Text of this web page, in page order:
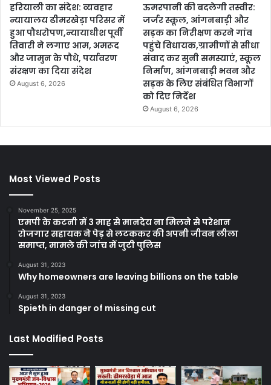
हरियाली का संदेश: व्यवहार
न्यायालय ढीमरखेड़ा परिसर में
हुआ पौधरोपण,न्यायाधीश पूर्वी
तिवारी ने लगाए आम, अमरूद
और जामुन के पौधे, पर्यावरण
संरक्षण का दिया संदेश
August 6, 2026
ऊमरपानी की बदलेगी तस्वीर:
जर्जर स्कूल, आंगनबाड़ी और
सड़क का निरीक्षण करने गांव
पहुंचे विधायक,ग्रामीणों से सीधा
संवाद कर सुनी समस्याएं, स्कूल
निर्माण, आंगनबाड़ी भवन और
सड़क के लिए संबंधित विभागों
को दिए निर्देश
August 6, 2026
Most Viewed Posts
November 25, 2025
एमपी के कटनी में 3 माह से मानदेय ना मिलने से परेशान
रोजगार सहायक ने पेड़ से लटककर की अपनी जीवन लीला
समाप्त, मामले की जांच में जुटी पुलिस
August 31, 2023
Why homeowners are leaving billions on the table
August 31, 2023
Spieth in danger of missing cut
Last Modified Posts